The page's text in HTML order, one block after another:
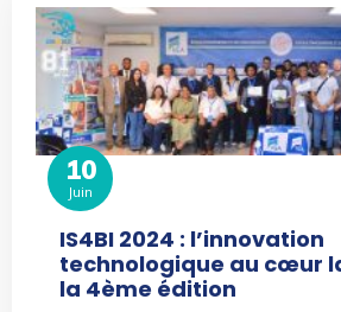
10
Juin
IS4BI 2024 : l’innovation
technologique au cœur
la 4ème édition